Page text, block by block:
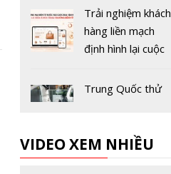
Trải nghiệm khách
hàng liền mạch
định hình lại cuộc
điện tử Việt Nam
Trung Quốc thử
nhanh, đạt 70%
trong hơn 3 phút
VIDEO XEM NHIỀU